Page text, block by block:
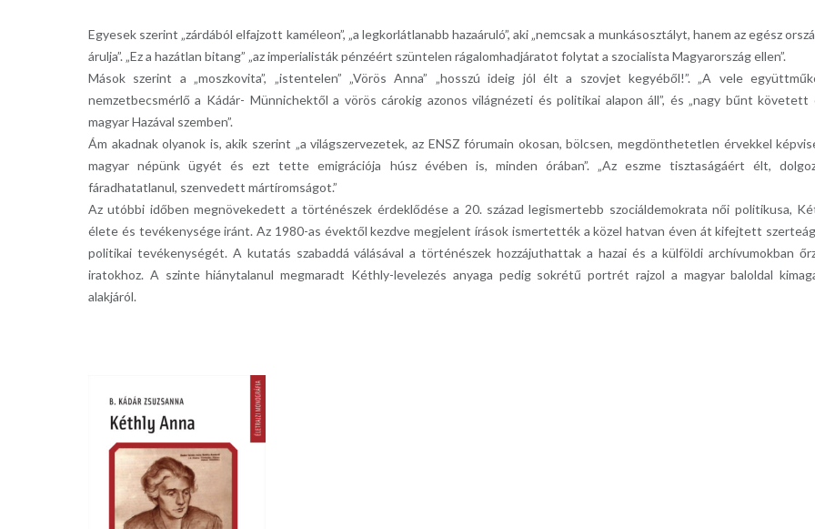
Egyesek szerint „zárdából elfajzott kaméleon”, „a legkorlátlanabb hazaáruló”, aki „nemcsak a munkásosztályt, hanem az egész
árulja”. „Ez a hazátlan bitang” „az imperialisták pénzéért szüntelen rágalomhadjáratot folytat a szocialista Magyarország ellen”.
Mások szerint a „moszkovita”, „istentelen” „Vörös Anna” „hosszú ideig jól élt a szovjet kegyéből!”. „A vele
nemzetbecsmérlő a Kádár- Münnichektől a vörös cárokig azonos világnézeti és politikai alapon áll”, és „nagy bűnt követett
magyar Hazával szemben”.
Ám akadnak olyanok is, akik szerint „a világszervezetek, az ENSZ fórumain okosan, bölcsen, megdönthetetlen érvekkel
magyar népünk ügyét és ezt tette emigrációja húsz évében is, minden órában”. „Az eszme tisztaságáért élt,
fáradhatatlanul, szenvedett mártíromságot.”
Az utóbbi időben megnövekedett a történészek érdeklődése a 20. század legismertebb szociáldemokrata női politikusa,
élete és tevékenysége iránt. Az 1980-as évektől kezdve megjelent írások ismertették a közel hatvan éven át kifejtett
politikai tevékenységét. A kutatás szabaddá válásával a történészek hozzájuthattak a hazai és a külföldi archívumokban
iratokhoz. A szinte hiánytalanul megmaradt Kéthly-levelezés anyaga pedig sokrétű portrét rajzol a magyar baloldal
alakjáról.